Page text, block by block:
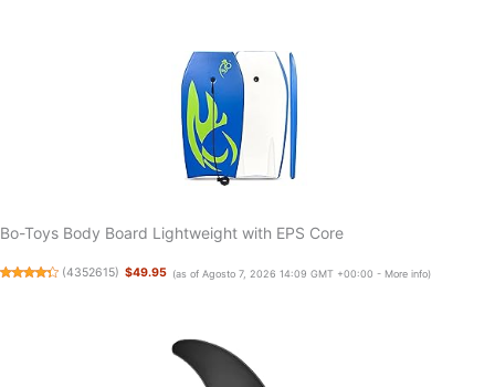
Bo-Toys Body Board Lightweight with EPS Core
(4352615) $49.95 (as of Agosto 7, 2026 14:09 GMT +00:00 - More info)